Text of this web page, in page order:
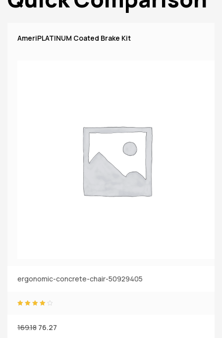
AmeriPLATINUM Coated Brake Kit
ergonomic-concrete-chair-50929405
169.18 76.27